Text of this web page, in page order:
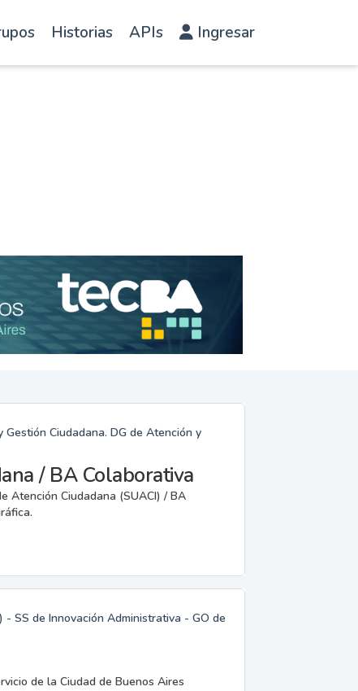
Historias APIs Ingresar
Ciudadana. DG de Atención y
/ BA Colaborativa
Atención Ciudadana (SUACI) / BA
SS de Innovación Administrativa - GO de
de la Ciudad de Buenos Aires